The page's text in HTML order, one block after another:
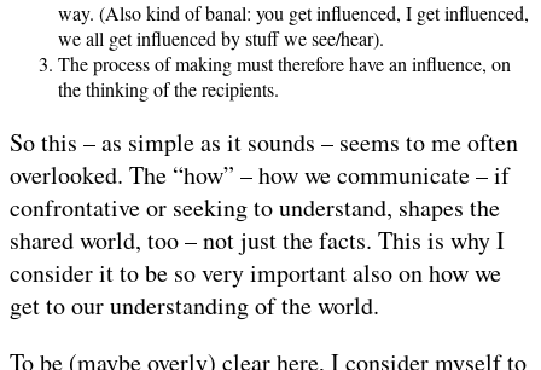
way. (Also kind of banal: you get influenced, I get influenced,
we all get influenced by stuff we see/hear).
The process of making must therefore have an influence, on
the thinking of the recipients.
So this – as simple as it sounds – seems to me often
overlooked. The “how” – how we communicate – if
confrontative or seeking to understand, shapes the
shared world, too – not just the facts. This is why I
consider it to be so very important also on how we
get to our understanding of the world.
To be (maybe overly) clear here, I consider myself to